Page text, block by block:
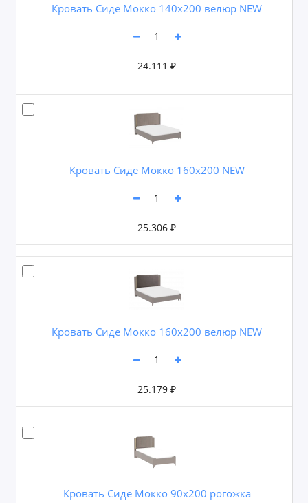
Кровать Сиде Мокко 140х200 велюр NEW
24.111 ₽
Кровать Сиде Мокко 160х200 NEW
25.306 ₽
Кровать Сиде Мокко 160х200 велюр NEW
25.179 ₽
Кровать Сиде Мокко 90х200 рогожка